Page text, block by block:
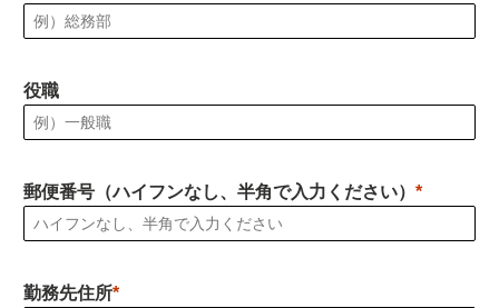
役職
郵便番号（ハイフンなし、半角で入力ください）
勤務先住所